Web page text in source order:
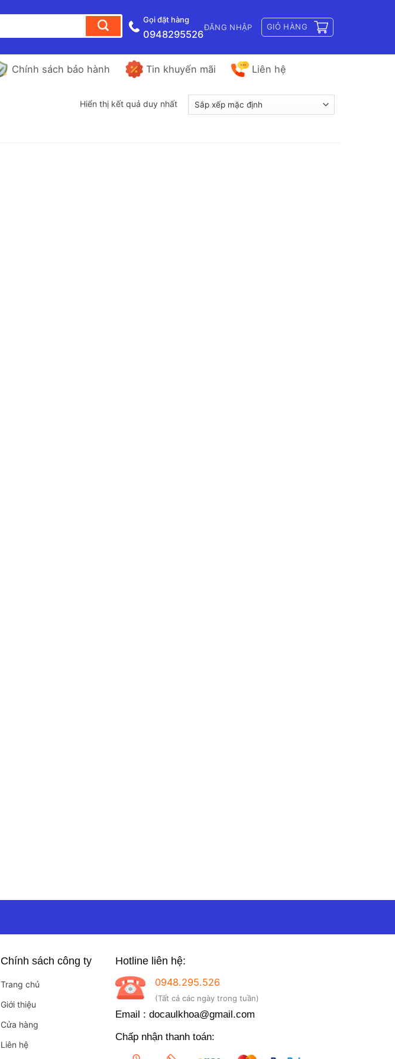
Gọi đặt hàng
0948295526
ĐĂNG NHẬP GIỎ HÀNG
Chính sách bảo hành Tin khuyến mãi Liên hệ
Hiển thị kết quả duy nhất
Chính sách công ty
Trang chủ
Giới thiệu
Cửa hàng
Liên hệ
Hotline liên hệ:
0948.295.526
(Tất cả các ngày trong tuần)
Email : docaulkhoa@gmail.com
Chấp nhận thanh toán: